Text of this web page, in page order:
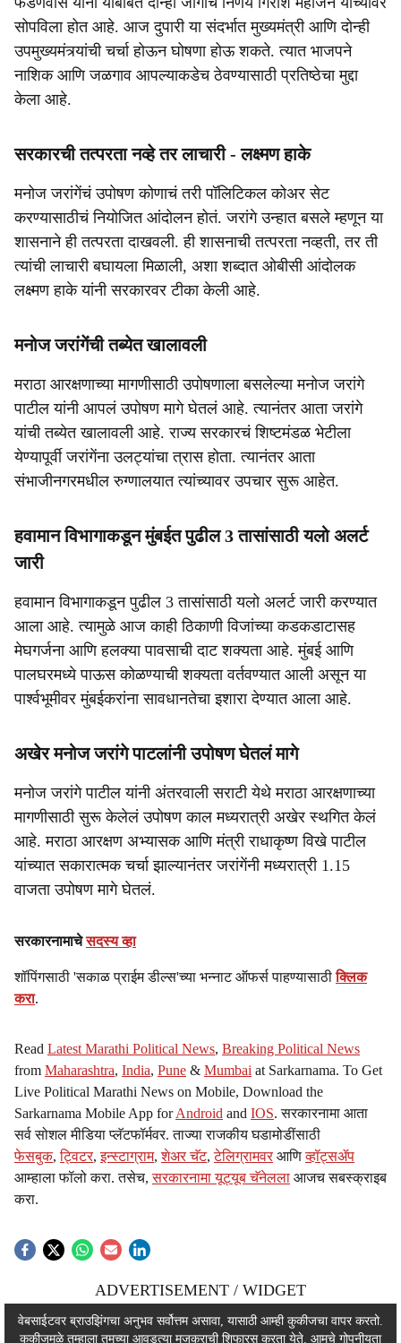
सोपविला होत आहे. आज दुपारी या संदर्भात मुख्यमंत्री आणि दोन्ही
उपमुख्यमंत्र्यांची चर्चा होऊन घोषणा होऊ शकते. त्यात भाजपने
नाशिक आणि जळगाव आपल्याकडेच ठेवण्यासाठी प्रतिष्ठेचा मुद्दा
केला आहे.
सरकारची तत्परता नव्हे तर लाचारी - लक्ष्मण हाके
मनोज जरांगेंचं उपोषण कोणाचं तरी पॉलिटिकल कोअर सेट
करण्यासाठीचं नियोजित आंदोलन होतं. जरांगे उन्हात बसले म्हणून या
शासनाने ही तत्परता दाखवली. ही शासनाची तत्परता नव्हती, तर ती
त्यांची लाचारी बघायला मिळाली, अशा शब्दात ओबीसी आंदोलक
लक्ष्मण हाके यांनी सरकारवर टीका केली आहे.
मनोज जरांगेंची तब्येत खालावली
मराठा आरक्षणाच्या मागणीसाठी उपोषणाला बसलेल्या मनोज जरांगे
पाटील यांनी आपलं उपोषण मागे घेतलं आहे. त्यानंतर आता जरांगे
यांची तब्येत खालावली आहे. राज्य सरकारचं शिष्टमंडळ भेटीला
येण्यापूर्वी जरांगेंना उलट्यांचा त्रास होता. त्यानंतर आता
संभाजीनगरमधील रुग्णालयात त्यांच्यावर उपचार सुरू आहेत.
हवामान विभागाकडून मुंबईत पुढील 3 तासांसाठी यलो अलर्ट
जारी
हवामान विभागाकडून पुढील 3 तासांसाठी यलो अलर्ट जारी करण्यात
आला आहे. त्यामुळे आज काही ठिकाणी विजांच्या कडकडाटासह
मेघगर्जना आणि हलक्या पावसाची दाट शक्यता आहे. मुंबई आणि
पालघरमध्ये पाऊस कोळण्याची शक्यता वर्तवण्यात आली असून या
पार्श्वभूमीवर मुंबईकरांना सावधानतेचा इशारा देण्यात आला आहे.
अखेर मनोज जरांगे पाटलांनी उपोषण घेतलं मागे
मनोज जरांगे पाटील यांनी अंतरवाली सराटी येथे मराठा आरक्षणाच्या
मागणीसाठी सुरू केलेलं उपोषण काल मध्यरात्री अखेर स्थगित केलं
आहे. मराठा आरक्षण अभ्यासक आणि मंत्री राधाकृष्ण विखे पाटील
यांच्यात सकारात्मक चर्चा झाल्यानंतर जरांगेंनी मध्यरात्री 1.15
वाजता उपोषण मागे घेतलं.
सरकारनामाचेसदस्य व्हा
शॉपिंगसाठी 'सकाळ प्राईम डील्स'च्या भन्नाट ऑफर्स पाहण्यासाठीक्लिक
करा.
Read Latest Marathi Political News, Breaking Political News
from Maharashtra, India, Pune & Mumbai at Sarkarnama. To Get
Live Political Marathi News on Mobile, Download the
Sarkarnama Mobile App forAndroid and IOS. सरकारनामा आता
सर्व सोशल मीडिया प्लॅटफॉर्मवर. ताज्या राजकीय घडामोडींसाठी
फेसबुक,ट्विटर,इन्स्टाग्राम,शेअर चॅट,टेलिग्रामवर आणिव्हॉट्सॲप
आम्हाला फॉलो करा. तसेच,सरकारनामा यूट्यूब चॅनेलला आजच सबस्क्राइब
करा.
ADVERTISEMENT / WIDGET
ADVERTISEMENT / WIDGET
वेबसाईटवर ब्राउझिंगचा अनुभव सर्वोत्तम असावा, यासाठी आम्ही कुकीजचा वापर करतो.
कुकीजमुळे तुम्हाला तुमच्या आवडत्या मजकुराची शिफारस करता येते. आमचे गोपनीयता